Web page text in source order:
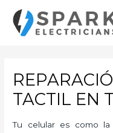
contenido
TACTIL EN
Tu celular es como